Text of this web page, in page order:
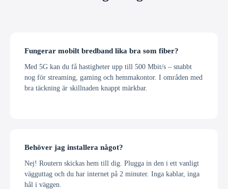
Fungerar mobilt bredband lika bra som fiber?
Med 5G kan du få hastigheter upp till 500 Mbit/s – snabbt
nog för streaming, gaming och hemmakontor. I områden med
bra täckning är skillnaden knappt märkbar.
Behöver jag installera något?
Nej! Routern skickas hem till dig. Plugga in den i ett vanligt
vägguttag och du har internet på 2 minuter. Inga kablar, inga
hål i väggen.